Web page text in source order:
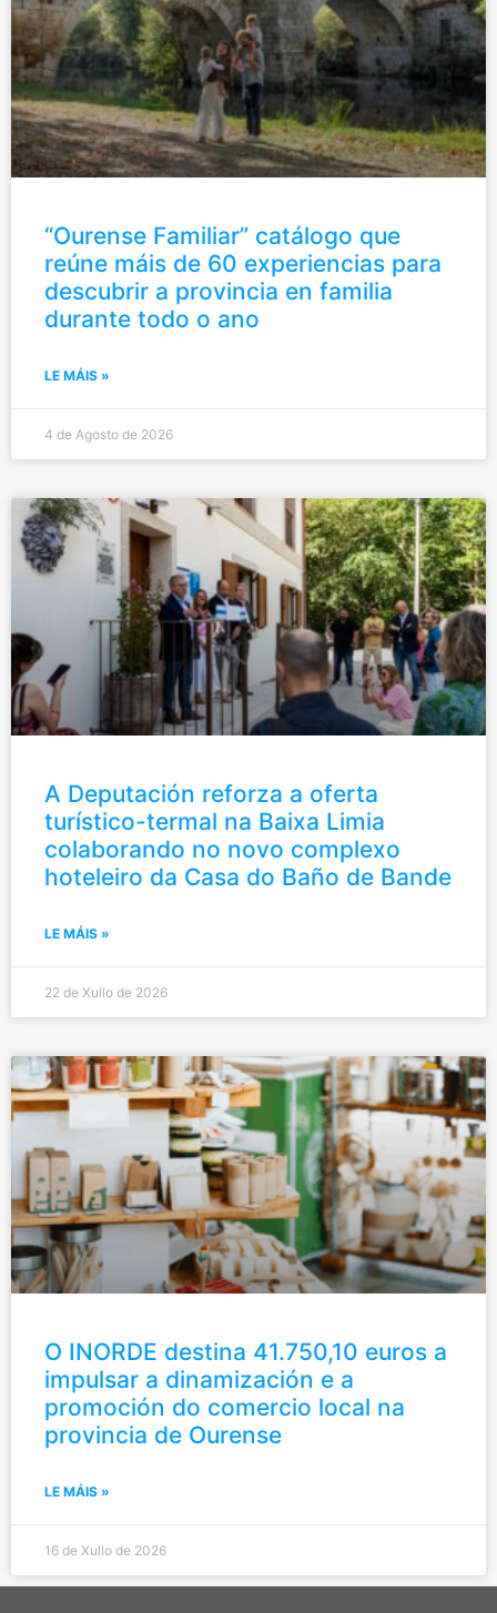
“Ourense Familiar” catálogo que
reúne máis de 60 experiencias para
descubrir a provincia en familia
durante todo o ano
LE MÁIS »
4 de Agosto de 2026
A Deputación reforza a oferta
turístico-termal na Baixa Limia
colaborando no novo complexo
hoteleiro da Casa do Baño de Bande
LE MÁIS »
22 de Xullo de 2026
O INORDE destina 41.750,10 euros a
impulsar a dinamización e a
promoción do comercio local na
provincia de Ourense
LE MÁIS »
16 de Xullo de 2026